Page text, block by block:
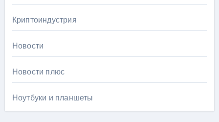
Криптоиндустрия
Новости
Новости плюс
Ноутбуки и планшеты